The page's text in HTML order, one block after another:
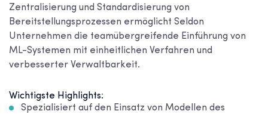
Zentralisierung und Standardisierung von
Bereitstellungsprozessen ermöglicht Seldon
Unternehmen die teamübergreifende Einführung von
ML-Systemen mit einheitlichen Verfahren und
verbesserter Verwaltbarkeit.
Wichtigste Highlights:
Spezialisiert auf den Einsatz von Modellen des